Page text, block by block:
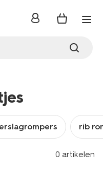
inloggen
rib
0 artikelen